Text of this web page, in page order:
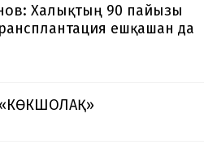
Халықтың 90 пайызы
ешқашан да